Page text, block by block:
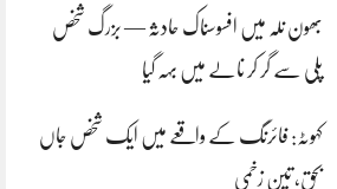
بھون نلہ میں افسوسناک حادثہ — بزرگ شخص
پلی سے گر کر نالے میں بہہ گیا
کہوٹہ: فائرنگ کے واقعے میں ایک شخص جاں
بحق، تین زخمی